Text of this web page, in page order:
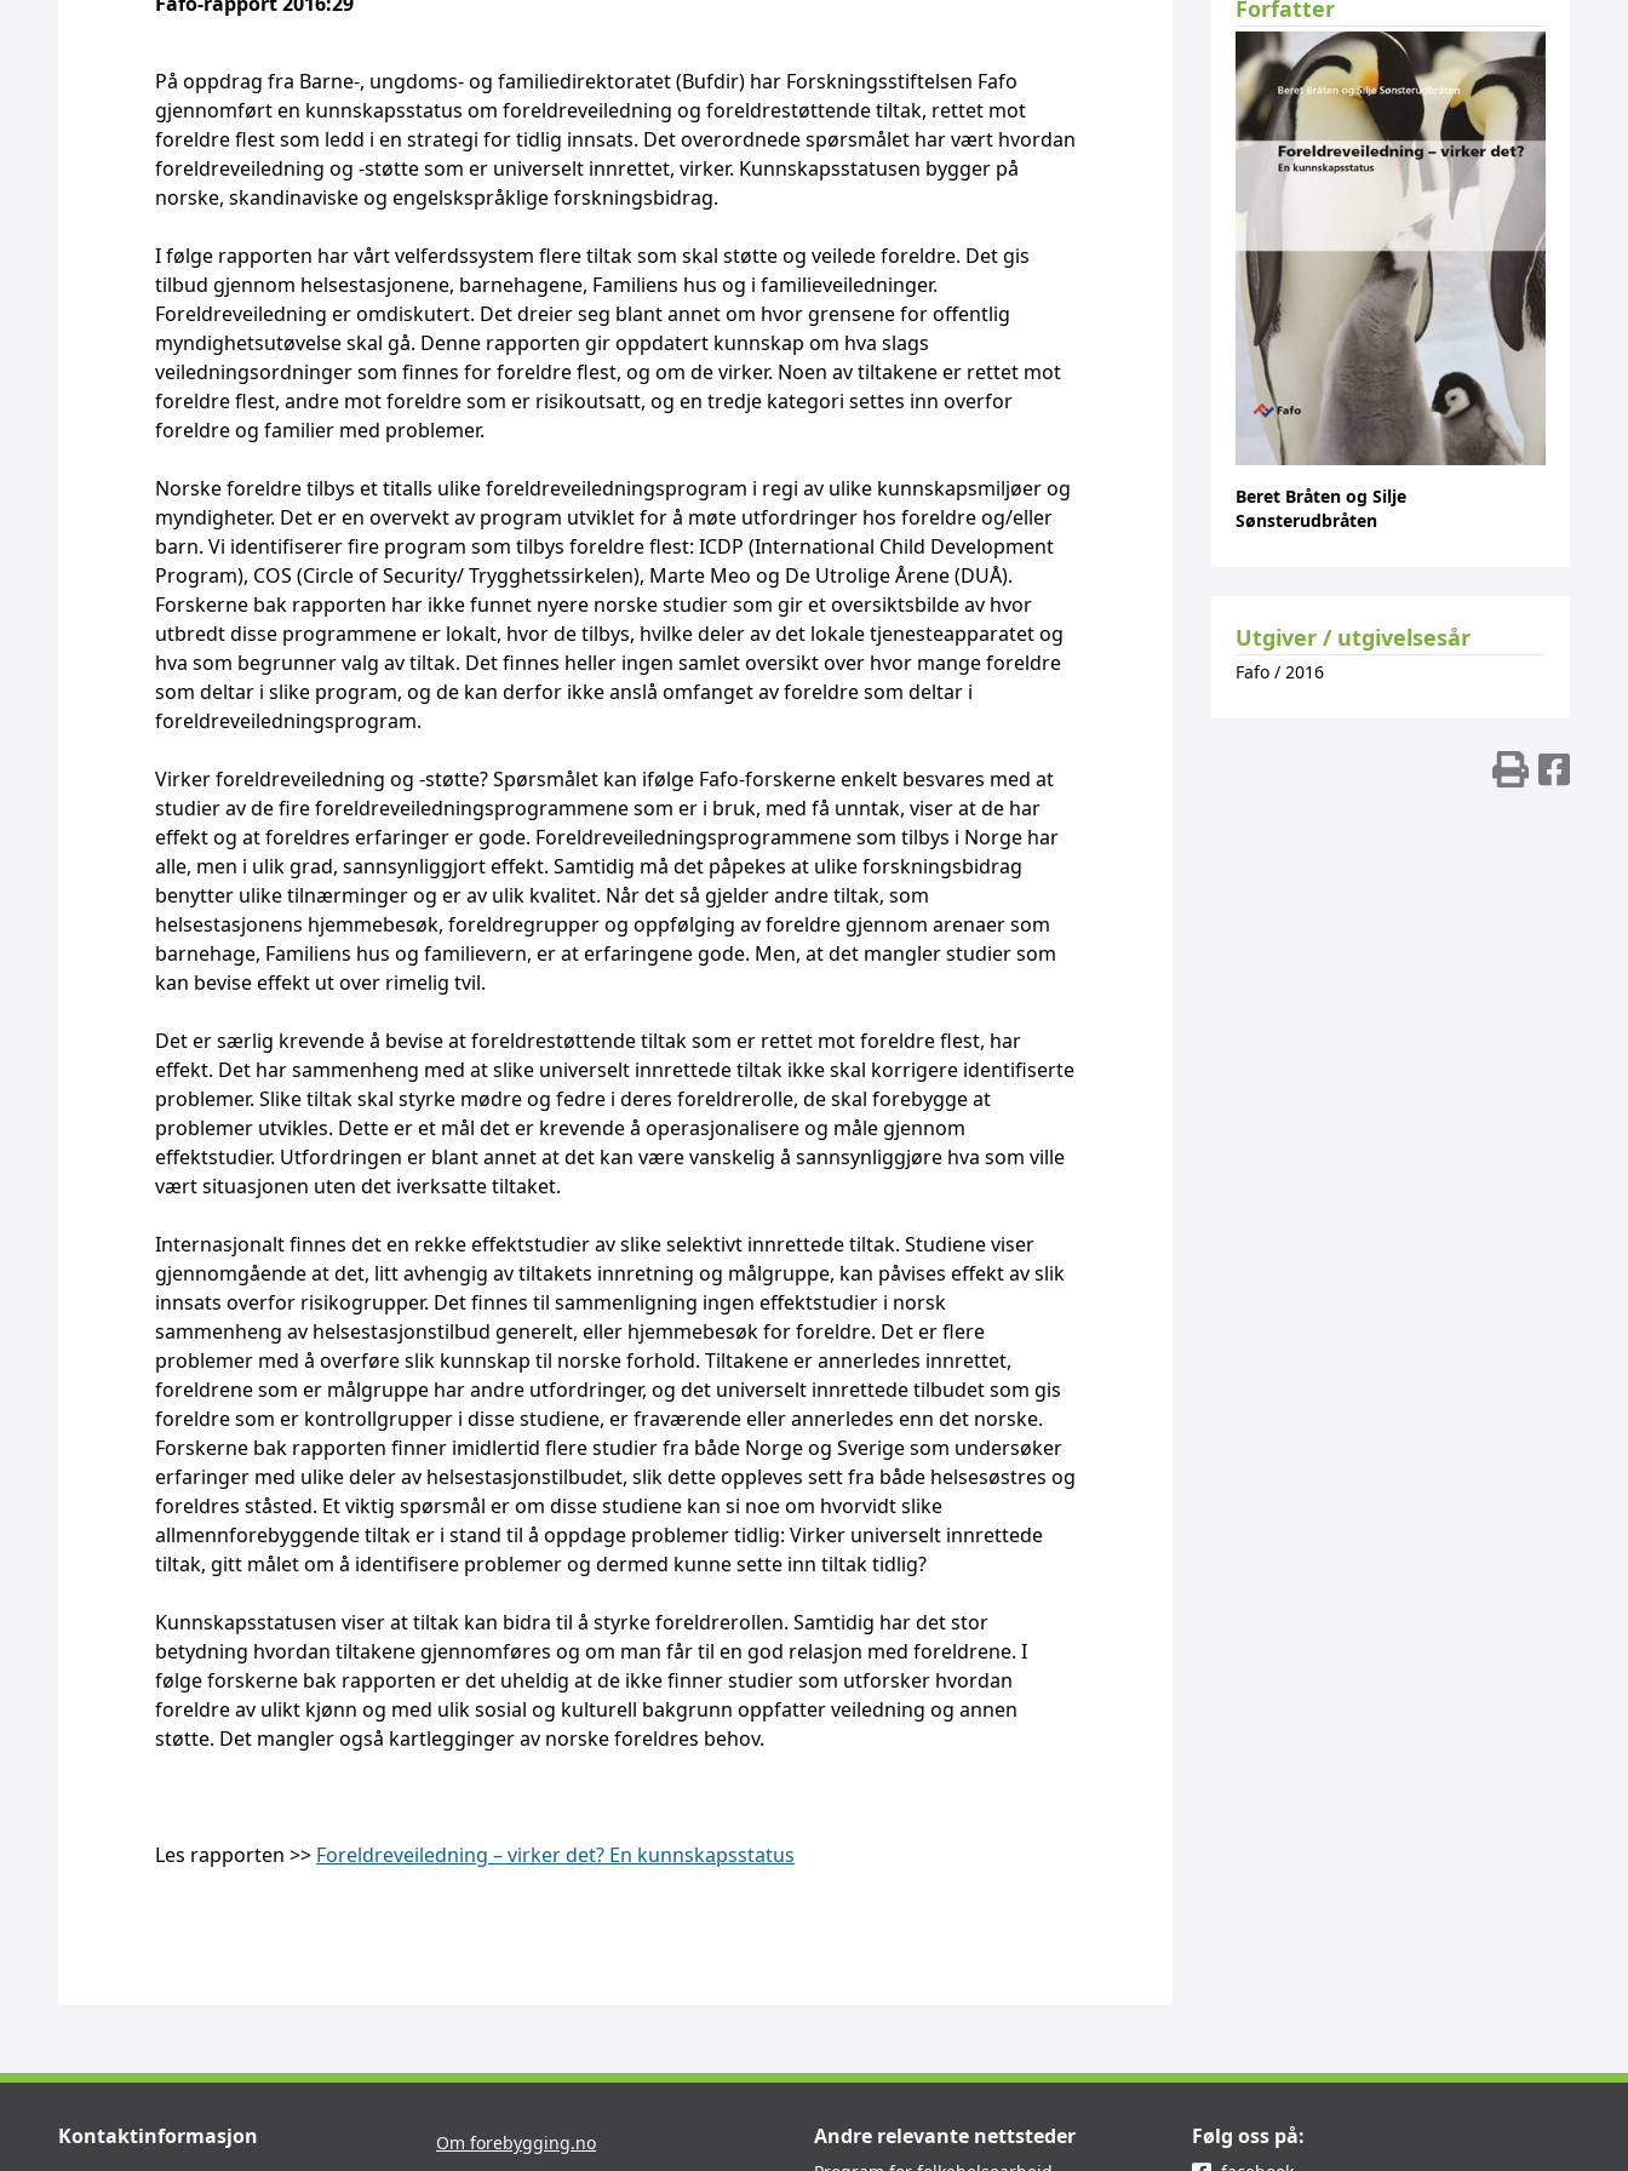
På oppdrag fra Barne-, ungdoms- og familiedirektoratet (Bufdir) har Forskningsstiftelsen Fafo
gjennomført en kunnskapsstatus om foreldreveiledning og foreldrestøttende tiltak, rettet mot
foreldre flest som ledd i en strategi for tidlig innsats. Det overordnede spørsmålet har vært hvordan
foreldreveiledning og -støtte som er universelt innrettet, virker. Kunnskapsstatusen bygger på
norske, skandinaviske og engelskspråklige forskningsbidrag.
I følge rapporten har vårt velferdssystem flere tiltak som skal støtte og veilede foreldre. Det gis
tilbud gjennom helsestasjonene, barnehagene, Familiens hus og i familieveiledninger.
Foreldreveiledning er omdiskutert. Det dreier seg blant annet om hvor grensene for offentlig
myndighetsutøvelse skal gå. Denne rapporten gir oppdatert kunnskap om hva slags
veiledningsordninger som finnes for foreldre flest, og om de virker. Noen av tiltakene er rettet mot
foreldre flest, andre mot foreldre som er risikoutsatt, og en tredje kategori settes inn overfor
foreldre og familier med problemer.
Norske foreldre tilbys et titalls ulike foreldreveiledningsprogram i regi av ulike kunnskapsmiljøer og
myndigheter. Det er en overvekt av program utviklet for å møte utfordringer hos foreldre og/eller
barn. Vi identifiserer fire program som tilbys foreldre flest: ICDP (International Child Development
Program), COS (Circle of Security/ Trygghetssirkelen), Marte Meo og De Utrolige Årene (DUÅ).
Forskerne bak rapporten har ikke funnet nyere norske studier som gir et oversiktsbilde av hvor
utbredt disse programmene er lokalt, hvor de tilbys, hvilke deler av det lokale tjenesteapparatet og
hva som begrunner valg av tiltak. Det finnes heller ingen samlet oversikt over hvor mange foreldre
som deltar i slike program, og de kan derfor ikke anslå omfanget av foreldre som deltar i
foreldreveiledningsprogram.
Virker foreldreveiledning og -støtte? Spørsmålet kan ifølge Fafo-forskerne enkelt besvares med at
studier av de fire foreldreveiledningsprogrammene som er i bruk, med få unntak, viser at de har
effekt og at foreldres erfaringer er gode. Foreldreveiledningsprogrammene som tilbys i Norge har
alle, men i ulik grad, sannsynliggjort effekt. Samtidig må det påpekes at ulike forskningsbidrag
benytter ulike tilnærminger og er av ulik kvalitet. Når det så gjelder andre tiltak, som
helsestasjonens hjemmebesøk, foreldregrupper og oppfølging av foreldre gjennom arenaer som
barnehage, Familiens hus og familievern, er at erfaringene gode. Men, at det mangler studier som
kan bevise effekt ut over rimelig tvil.
Det er særlig krevende å bevise at foreldrestøttende tiltak som er rettet mot foreldre flest, har
effekt. Det har sammenheng med at slike universelt innrettede tiltak ikke skal korrigere identifiserte
problemer. Slike tiltak skal styrke mødre og fedre i deres foreldrerolle, de skal forebygge at
problemer utvikles. Dette er et mål det er krevende å operasjonalisere og måle gjennom
effektstudier. Utfordringen er blant annet at det kan være vanskelig å sannsynliggjøre hva som ville
vært situasjonen uten det iverksatte tiltaket.
Internasjonalt finnes det en rekke effektstudier av slike selektivt innrettede tiltak. Studiene viser
gjennomgående at det, litt avhengig av tiltakets innretning og målgruppe, kan påvises effekt av slik
innsats overfor risikogrupper. Det finnes til sammenligning ingen effektstudier i norsk
sammenheng av helsestasjonstilbud generelt, eller hjemmebesøk for foreldre. Det er flere
problemer med å overføre slik kunnskap til norske forhold. Tiltakene er annerledes innrettet,
foreldrene som er målgruppe har andre utfordringer, og det universelt innrettede tilbudet som gis
foreldre som er kontrollgrupper i disse studiene, er fraværende eller annerledes enn det norske.
Forskerne bak rapporten finner imidlertid flere studier fra både Norge og Sverige som undersøker
erfaringer med ulike deler av helsestasjonstilbudet, slik dette oppleves sett fra både helsesøstres og
foreldres ståsted. Et viktig spørsmål er om disse studiene kan si noe om hvorvidt slike
allmennforebyggende tiltak er i stand til å oppdage problemer tidlig: Virker universelt innrettede
tiltak, gitt målet om å identifisere problemer og dermed kunne sette inn tiltak tidlig?
Kunnskapsstatusen viser at tiltak kan bidra til å styrke foreldrerollen. Samtidig har det stor
betydning hvordan tiltakene gjennomføres og om man får til en god relasjon med foreldrene. I
følge forskerne bak rapporten er det uheldig at de ikke finner studier som utforsker hvordan
foreldre av ulikt kjønn og med ulik sosial og kulturell bakgrunn oppfatter veiledning og annen
støtte. Det mangler også kartlegginger av norske foreldres behov.
Les rapporten >> Foreldreveiledning – virker det? En kunnskapsstatus
Forfatter
Beret Bråten og Silje
Sønsterudbråten
Utgiver / utgivelsesår
Fafo / 2016
Kontaktinformasjon Om forebygging.no Andre relevante nettsteder Følg oss på: